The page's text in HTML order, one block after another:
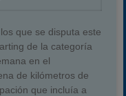
que se disputa este
de la categoría
en el
de kilómetros de
que incluía a